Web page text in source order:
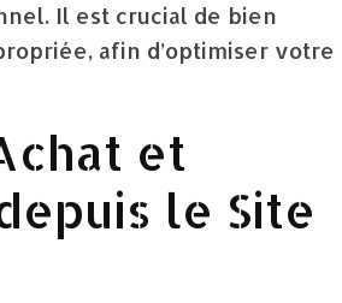
Il est crucial de bien
afin d’optimiser votre
et
le Site